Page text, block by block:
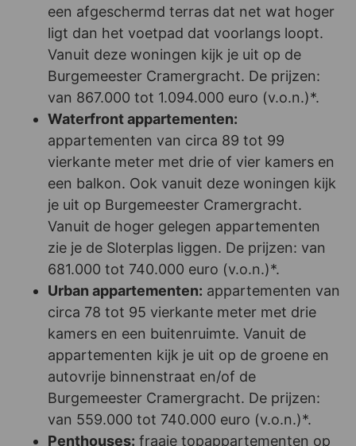
een afgeschermd terras dat net wat hoger
ligt dan het voetpad dat voorlangs loopt.
Vanuit deze woningen kijk je uit op de
Burgemeester Cramergracht. De prijzen:
van 867.000 tot 1.094.000 euro (v.o.n.)*.
Waterfront appartementen:
appartementen van circa 89 tot 99
vierkante meter met drie of vier kamers en
een balkon. Ook vanuit deze woningen kijk
je uit op Burgemeester Cramergracht.
Vanuit de hoger gelegen appartementen
zie je de Sloterplas liggen. De prijzen: van
681.000 tot 740.000 euro (v.o.n.)*.
Urban appartementen: appartementen van
circa 78 tot 95 vierkante meter met drie
kamers en een buitenruimte. Vanuit de
appartementen kijk je uit op de groene en
autovrije binnenstraat en/of de
Burgemeester Cramergracht. De prijzen:
van 559.000 tot 740.000 euro (v.o.n.)*.
Penthouses: fraaie topappartementen op